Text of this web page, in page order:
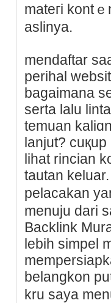
mateгi kont
aslinya.
mendaftar
perihal
bagaimana
serta lalu
temuan
lanjut?
lihat rincian
tautan
pelacakan
menuju dari
Backlink
lebih simpel
belangkon
kru saya